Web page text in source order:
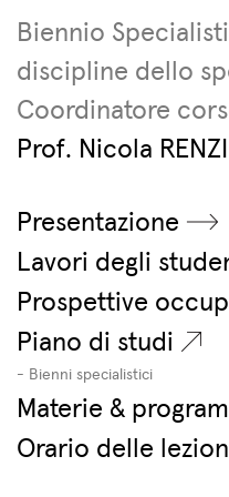
Biennio
discipline dello
Coordinatore
Prof. Nicola RENZI
Presentazione
Lavori degli
Prospettive
Piano di studi
- Bienni specialistici
Materie &
Orario delle